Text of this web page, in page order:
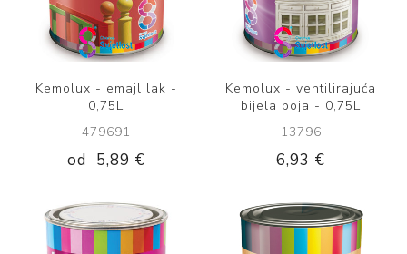
Kemolux - emajl lak -
0,75L
479691
od 5,89 €
Kemolux - ventilirajuća
bijela boja - 0,75L
13796
6,93 €